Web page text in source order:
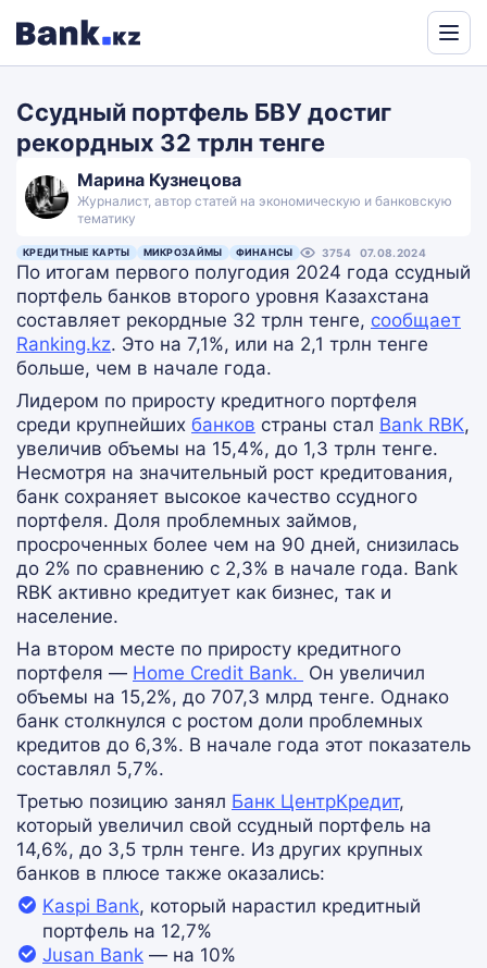
Translate
Ссудный портфель БВУ достиг
рекордных 32 трлн тенге
Марина Кузнецова
Журналист, автор статей на экономическую и банковскую
тематику
КРЕДИТНЫЕ КАРТЫ МИКРОЗАЙМЫ ФИНАНСЫ 3754 07.08.2024
По итогам первого полугодия 2024 года ссудный
портфель банков второго уровня Казахстана
составляет рекордные 32 трлн тенге, сообщает
Ranking.kz. Это на 7,1%, или на 2,1 трлн тенге
больше, чем в начале года.
Лидером по приросту кредитного портфеля
среди крупнейших банков страны стал Bank RBK,
увеличив объемы на 15,4%, до 1,3 трлн тенге.
Несмотря на значительный рост кредитования,
банк сохраняет высокое качество ссудного
портфеля. Доля проблемных займов,
просроченных более чем на 90 дней, снизилась
до 2% по сравнению с 2,3% в начале года. Bank
RBK активно кредитует как бизнес, так и
население.
На втором месте по приросту кредитного
портфеля — Home Credit Bank. Он увеличил
объемы на 15,2%, до 707,3 млрд тенге. Однако
банк столкнулся с ростом доли проблемных
кредитов до 6,3%. В начале года этот показатель
составлял 5,7%.
Третью позицию занял Банк ЦентрКредит,
который увеличил свой ссудный портфель на
14,6%, до 3,5 трлн тенге. Из других крупных
банков в плюсе также оказались:
Kaspi Bank, который нарастил кредитный
портфель на 12,7%
Jusan Bank — на 10%